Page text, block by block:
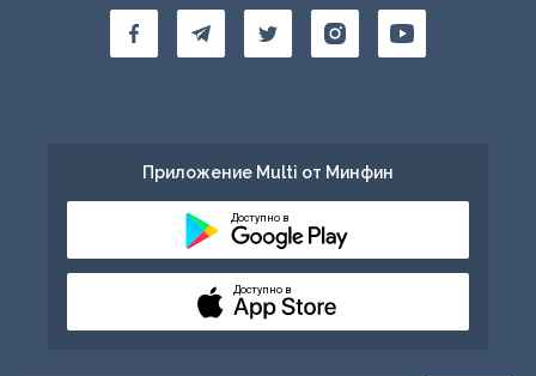
Приложение Multi от Минфин
Доступно в
Доступно в